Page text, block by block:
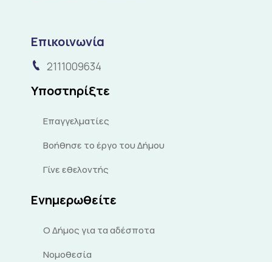
Επικοινωνία
2111009634
Υποστηρίξτε
Επαγγελματίες
Βοήθησε το έργο του Δήμου
Γίνε εθελοντής
Ενημερωθείτε
Ο Δήμος για τα αδέσποτα
Νομοθεσία